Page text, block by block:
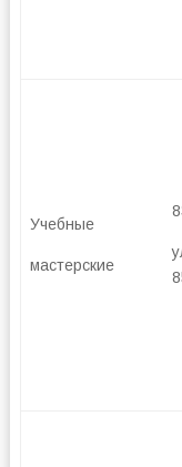
Учебные
мастерские